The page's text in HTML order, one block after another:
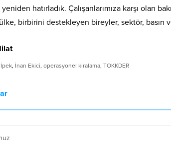
hatırladık. Çalışanlarımıza karşı olan
birbirini destekleyen bireyler, sektör, basın
İpek, İnan Ekici, operasyonel kiralama, TOKKDER